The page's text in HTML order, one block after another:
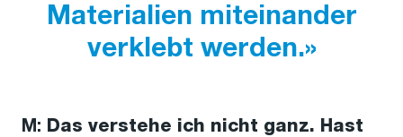
Materialien miteinander
verklebt werden.»
M: Das verstehe ich nicht ganz. Hast